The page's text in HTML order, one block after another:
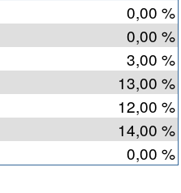
0,00 %
0,00 %
3,00 %
13,00 %
12,00 %
14,00 %
0,00 %